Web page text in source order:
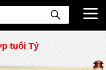
tuổi Tý